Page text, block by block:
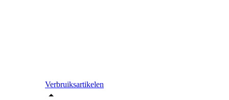
Verbruiksartikelen